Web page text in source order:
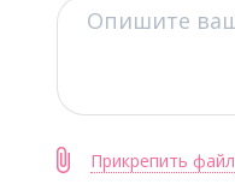
Прикрепить файл